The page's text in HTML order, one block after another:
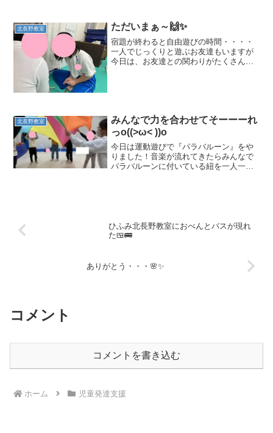
^*)「こっち使ってね～」とおもちゃを分
けてあげるお友だち...
北長野教室 ただいまぁ～🙌✨
宿題が終わると自由遊びの時間・・・・
一人でじっくりと遊ぶお友達もいますが
今日は、お友達との関わりがたくさんの
北長野教室
みんなで力を合わせてそーーーれ
っo((>ω< ))o
今日は運動遊びで『パラバルーン』をや
りました！音楽が流れてきたらみんなで
パラバルーンに付いている紐を一人一つ
ひふみ北長野教室におべんとバスが現れ
た🍱🚌
ありがとう・・・🌸✨
コメント
コメントを書き込む
ホーム 児童発達支援